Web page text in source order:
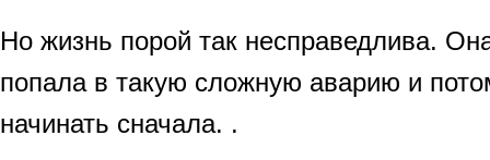
Но жизнь порой так несправедлива.
попала в такую сложную аварию и
начинать сначала. .